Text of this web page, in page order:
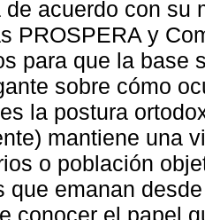
de acuerdo con su
PROSPERA y
para que la base
sobre cómo
la postura
mantiene una
o población
que emanan
conocer el papel